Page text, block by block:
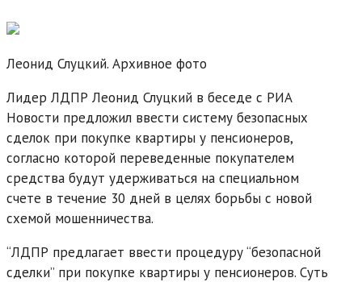
Леонид Слуцкий. Архивное фото
Лидер ЛДПР Леонид Слуцкий в беседе с РИА
Новости предложил ввести систему безопасных
сделок при покупке квартиры у пенсионеров,
согласно которой переведенные покупателем
средства будут удерживаться на специальном
счете в течение 30 дней в целях борьбы с новой
схемой мошенничества.
“ЛДПР предлагает ввести процедуру “безопасной
сделки” при покупке квартиры у пенсионеров. Суть